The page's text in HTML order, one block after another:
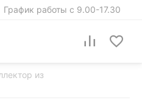
График работы с 9.00-17.30
из